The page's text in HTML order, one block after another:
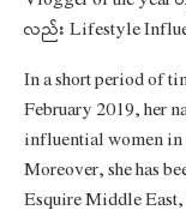
လည်း Lifestyle
In a short period of
February 2019, her
influential women in
Moreover, she has
Esquire Middle